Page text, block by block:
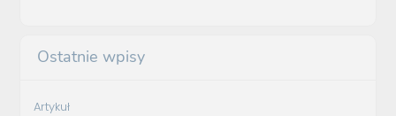
Ostatnie wpisy
Artykuł